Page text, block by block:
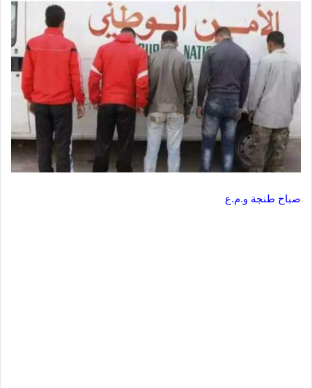
صباح طنجة و.م.ع